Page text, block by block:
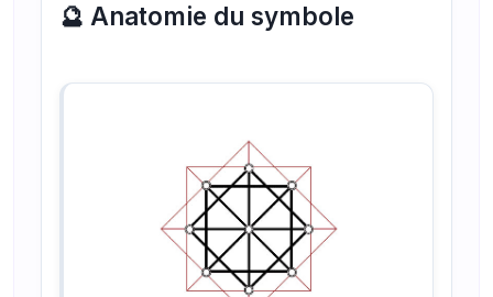
🔮 Anatomie du symbole